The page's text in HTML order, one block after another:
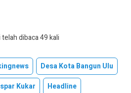
dibaca 49 kali
Desa Kota Bangun Ulu
Kukar
Headline